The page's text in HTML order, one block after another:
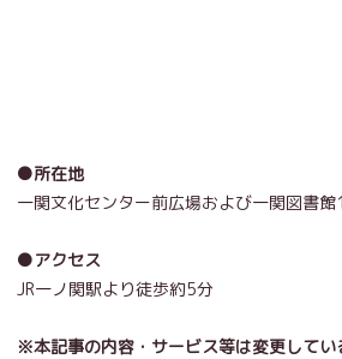
●所在地
一関文化センター前広場および一関図書館
●アクセス
JR一ノ関駅より徒歩約5分
※本記事の内容・サービス等は変更してい